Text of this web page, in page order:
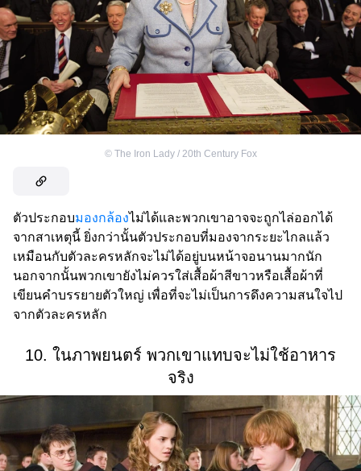
© The Iron Lady / 20th Century Fox
ตัวประกอบมองกล้องไม่ได้และพวกเขาอาจจะถูกไล่ออกได้
จากสาเหตุนี้ ยิ่งกว่านั้นตัวประกอบที่มองจากระยะไกลแล้ว
เหมือนกับตัวละครหลักจะไม่ได้อยู่บนหน้าจอนานมากนัก
นอกจากนั้นพวกเขายังไม่ควรใส่เสื้อผ้าสีขาวหรือเสื้อผ้าที่
เขียนคำบรรยายตัวใหญ่ เพื่อที่จะไม่เป็นการดึงความสนใจไป
จากตัวละครหลัก
10. ในภาพยนตร์ พวกเขาแทบจะไม่ใช้อาหาร
จริง